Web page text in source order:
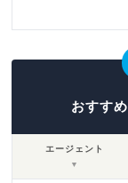
おすす
エージェント
▼